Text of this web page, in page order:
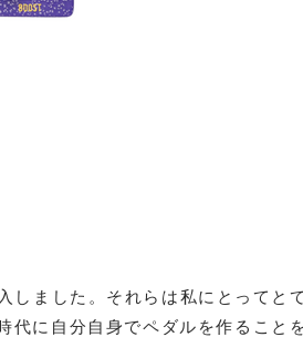
しました。それらは私にとってと
代に自分自身でペダルを作ること